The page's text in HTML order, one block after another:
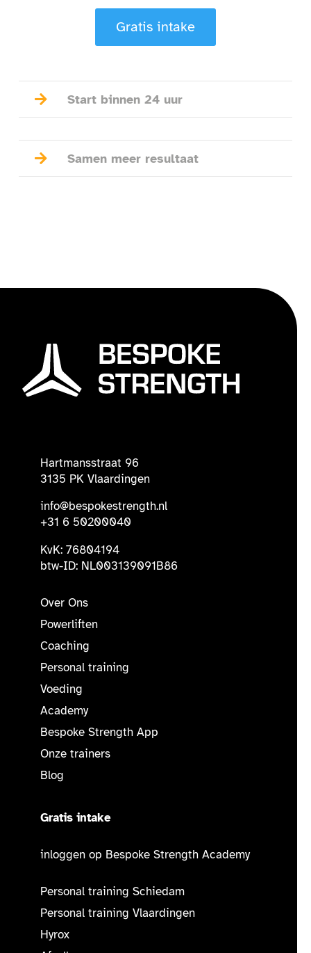
Gratis intake
 Start binnen 24 uur
 Samen meer resultaat
Hartmansstraat 96
3135 PK Vlaardingen
info@bespokestrength.nl
+31 6 50200040
KvK: 76804194
btw-ID: NL003139091B86
Over Ons
Powerliften
Coaching
Personal training
Voeding
Academy
Bespoke Strength App
Onze trainers
Blog
Gratis intake
inloggen op Bespoke Strength Academy
Personal training Schiedam
Personal training Vlaardingen
Hyrox